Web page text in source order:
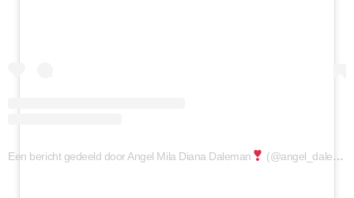
Een bericht gedeeld door Angel Mila Diana Daleman (@angel_daleman)